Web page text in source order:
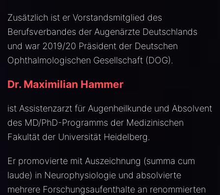
Zusätzlich ist er Vorstandsmitglied des
Berufsverbandes der Augenärzte Deutschlands
und war 2019/20 Präsident der Deutschen
Ophthalmologischen Gesellschaft (DOG).
Dr. Maximilian Hammer
ist Assistenzarzt für Augenheilkunde und Absolvent
des MD/PhD-Programms der Medizinischen
Fakultät der Universität Heidelberg.
Er promovierte mit Auszeichnung (summa cum
laude) in Neurophysiologie und absolvierte
mehrere Forschungsaufenthalte an renommierten